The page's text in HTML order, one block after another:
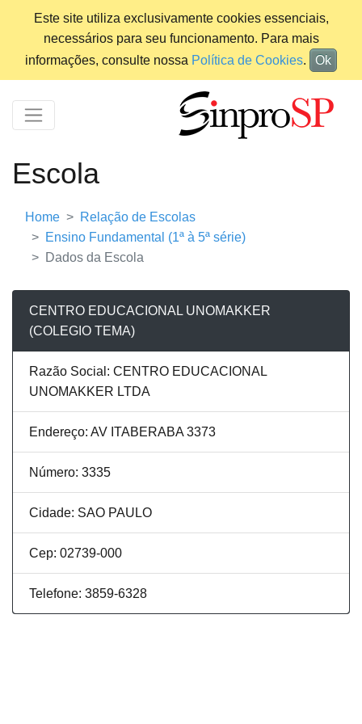
Este site utiliza exclusivamente cookies essenciais,
necessários para seu funcionamento. Para mais
informações, consulte nossa Política de Cookies. Ok
Escola
Home
Relação de Escolas
Ensino Fundamental (1ª à 5ª série)
Dados da Escola
CENTRO EDUCACIONAL UNOMAKKER
(COLEGIO TEMA)
Razão Social: CENTRO EDUCACIONAL
UNOMAKKER LTDA
Endereço: AV ITABERABA 3373
Número: 3335
Cidade: SAO PAULO
Cep: 02739-000
Telefone: 3859-6328